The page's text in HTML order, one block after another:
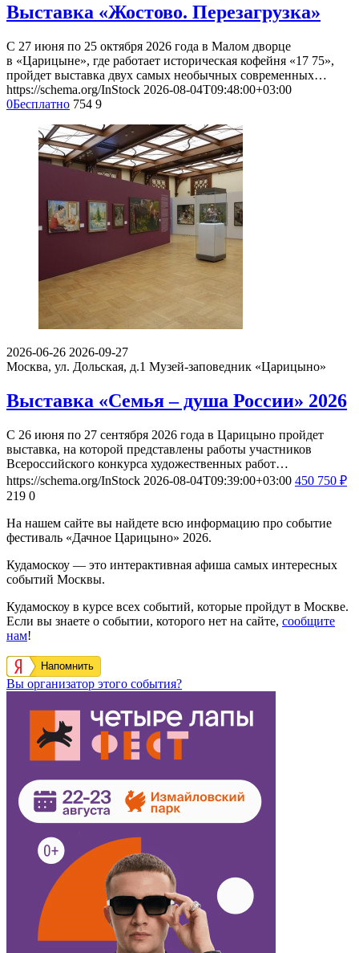
Выставка «Жостово. Перезагрузка»
С 27 июня по 25 октября 2026 года в Малом дворце
в «Царицыне», где работает историческая кофейня «17 75»,
пройдет выставка двух самых необычных современных…
https://schema.org/InStock 2026-08-04T09:48:00+03:00
0Бесплатно 754 9
2026-06-26 2026-09-27
Москва, ул. Дольская, д.1 Музей-заповедник «Царицыно»
Выставка «Семья – душа России» 2026
С 26 июня по 27 сентября 2026 года в Царицыно пройдет
выставка, на которой представлены работы участников
Всероссийского конкурса художественных работ…
https://schema.org/InStock 2026-08-04T09:39:00+03:00 450 750 ₽
219 0
На нашем сайте вы найдете всю информацию про событие
фестиваль «Дачное Царицыно» 2026.
Кудамоскоу — это интерактивная афиша самых интересных
событий Москвы.
Кудамоскоу в курсе всех событий, которые пройдут в Москве.
Если вы знаете о событии, которого нет на сайте, сообщите
нам!
Напомнить
Вы организатор этого события?